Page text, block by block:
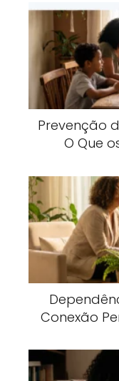
Prevenção
O Que
Conexão